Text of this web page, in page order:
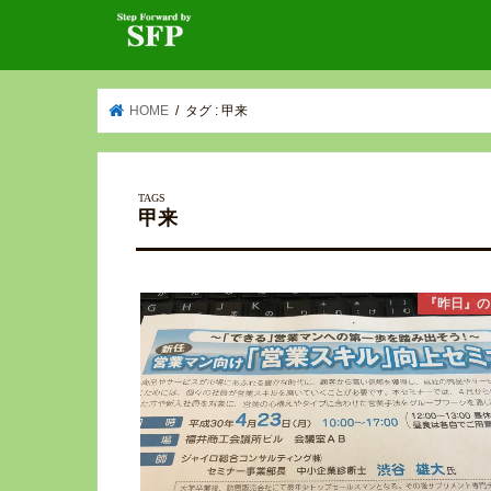
HOME タグ : 甲来
甲来
『昨日』